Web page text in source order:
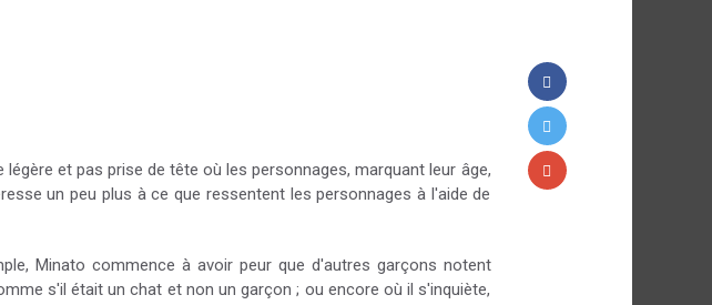
et pas prise de tête où les personnages, marquant leur âge,
un peu plus à ce que ressentent les personnages à l'aide de
Minato commence à avoir peur que d'autres garçons notent
s'il était un chat et non un garçon ; ou encore où il s'inquiète,